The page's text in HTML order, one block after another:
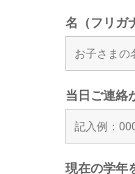
名（フリガ
当日ご連絡
現在の学年